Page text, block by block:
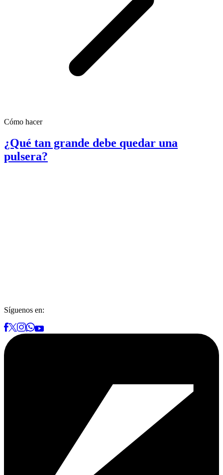
Cómo hacer
¿Qué tan grande debe quedar una
pulsera?
Síguenos en: